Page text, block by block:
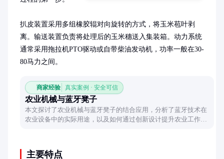
扒皮装置采用多组橡胶辊对向旋转的方式，将玉米苞叶剥
离。输送装置负责将处理后的玉米穗送入集装箱。动力系统
通常采用拖拉机PTO驱动或自带柴油发动机，功率一般在30-
80马力之间。
商家经验 真实案例 · 安全可信
农业机械与蓝牙凳子
本文探讨了农业机械与蓝牙凳子的结合应用，分析了蓝牙技术在
农业设备中的实际用途，以及如何通过创新设计提升农业工作者
主要特点